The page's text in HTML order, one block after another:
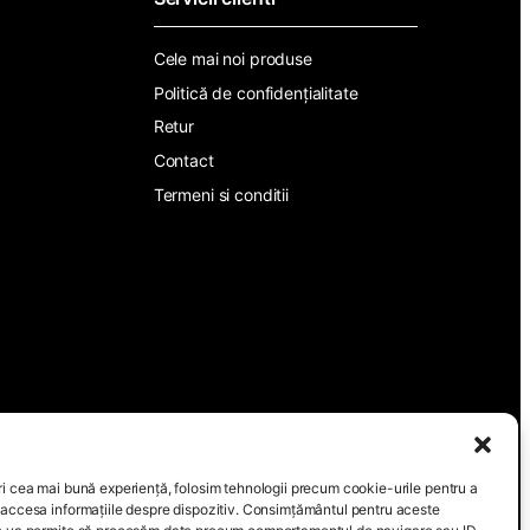
cea mai bună experiență, folosim tehnologii precum cookie-urile pentru a
informațiile despre dispozitiv. Consimțământul pentru aceste
Cele mai noi produse
Politică de confidențialitate
Retur
Contact
Termeni si conditii